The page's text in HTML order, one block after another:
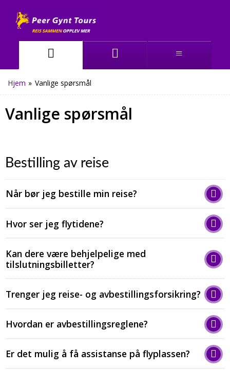
Hjem » Vanlige spørsmål
Vanlige spørsmål
Bestilling av reise
Når bør jeg bestille min reise?
Hvor ser jeg flytidene?
​​​​​​​Kan dere være behjelpelige med
tilslutningsbilletter?
​​​​​​​Trenger jeg reise- og avbestillingsforsikring?
​​​​​​​Hvordan er avbestillingsreglene?
Er det mulig å få assistanse på flyplassen?